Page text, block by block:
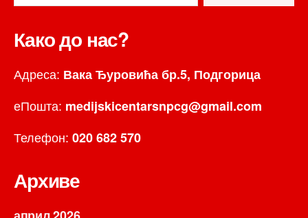
Како до нас?
Адреса: Вака Ђуровића бр.5, Подгорица
еПошта: medijskicentarsnpcg@gmail.com
Телефон: 020 682 570
Архиве